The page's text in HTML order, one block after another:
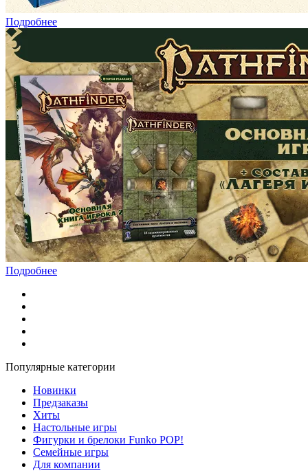
Подробнее
Подробнее
Популярные категории
Новинки
Предзаказы
Хиты
Настольные игры
Фигурки и брелоки Funko POP!
Семейные игры
Для компании